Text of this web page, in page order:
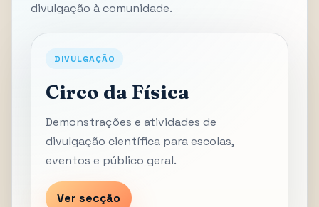
divulgação à comunidade.
DIVULGAÇÃO
Circo da Física
Demonstrações e atividades de
divulgação científica para escolas,
eventos e público geral.
Ver secção